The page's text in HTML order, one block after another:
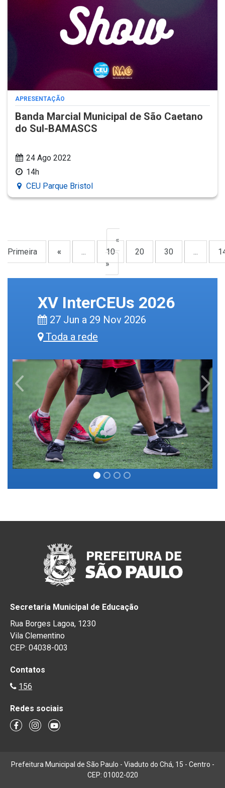
APRESENTAÇÃO
Banda Marcial Municipal de São Caetano
do Sul-BAMASCS
24 Ago 2022
14h
CEU Parque Bristol
«
Primeira
« ... 10 20 30 ...
»
XV InterCEUs 2026
27 Jun a 29 Nov 2026
Toda a rede
Previous Next
Secretaria Municipal de Educação
Rua Borges Lagoa, 1230
Vila Clementino
CEP: 04038-003
Contatos
156
Redes sociais
Prefeitura Municipal de São Paulo - Viaduto do Chá, 15 - Centro -
CEP: 01002-020